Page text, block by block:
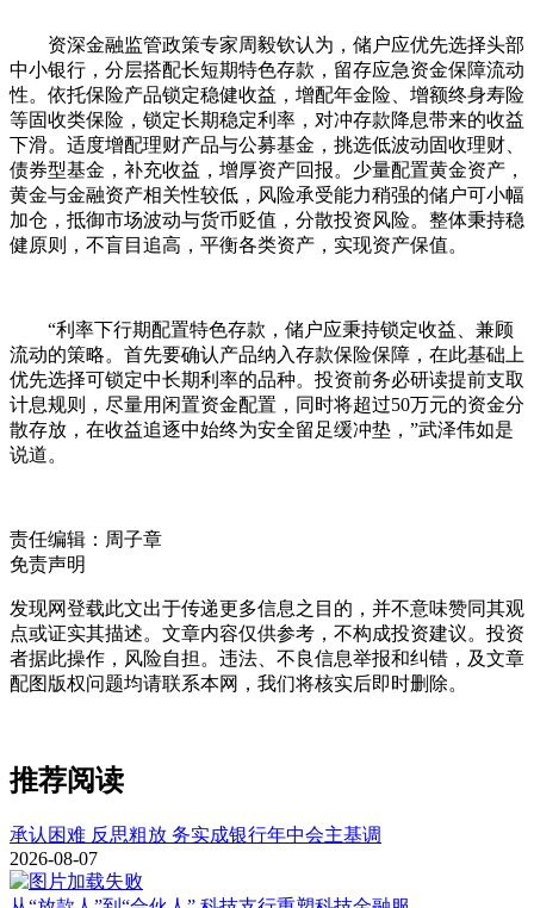
资深金融监管政策专家周毅钦认为，储户应优先选择头部
中小银行，分层搭配长短期特色存款，留存应急资金保障流动
性。依托保险产品锁定稳健收益，增配年金险、增额终身寿险
等固收类保险，锁定长期稳定利率，对冲存款降息带来的收益
下滑。适度增配理财产品与公募基金，挑选低波动固收理财、
债券型基金，补充收益，增厚资产回报。少量配置黄金资产，
黄金与金融资产相关性较低，风险承受能力稍强的储户可小幅
加仓，抵御市场波动与货币贬值，分散投资风险。整体秉持稳
健原则，不盲目追高，平衡各类资产，实现资产保值。
“利率下行期配置特色存款，储户应秉持锁定收益、兼顾
流动的策略。首先要确认产品纳入存款保险保障，在此基础上
优先选择可锁定中长期利率的品种。投资前务必研读提前支取
计息规则，尽量用闲置资金配置，同时将超过50万元的资金分
散存放，在收益追逐中始终为安全留足缓冲垫，”武泽伟如是
说道。
责任编辑：周子章
免责声明
发现网登载此文出于传递更多信息之目的，并不意味赞同其观
点或证实其描述。文章内容仅供参考，不构成投资建议。投资
者据此操作，风险自担。违法、不良信息举报和纠错，及文章
配图版权问题均请联系本网，我们将核实后即时删除。
推荐阅读
承认困难 反思粗放 务实成银行年中会主基调
2026-08-07